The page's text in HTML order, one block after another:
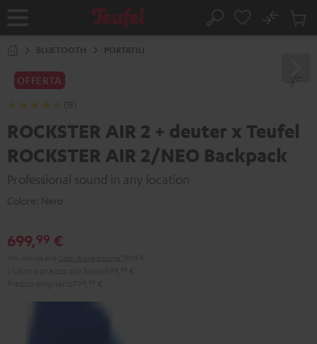
Pagina
Cerca
No
BLUETOOTH PORTATILI
OFFERTA
(15)
ROCKSTER AIR 2 + deuter x Teufel
ROCKSTER AIR 2/NEO Backpack
Professional sound in any location
Colore: Nero
699,99 €